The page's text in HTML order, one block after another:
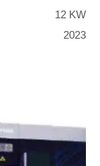
12 KW
2023